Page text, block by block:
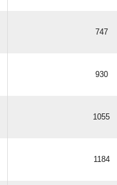
747
930
1055
1184